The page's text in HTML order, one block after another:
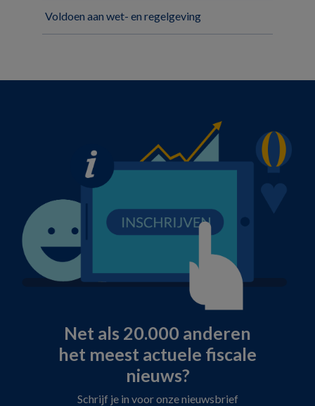
Voldoen aan wet- en regelgeving
Net als 20.000 anderen
het meest actuele fiscale
nieuws?
Schrijf je in voor onze nieuwsbrief